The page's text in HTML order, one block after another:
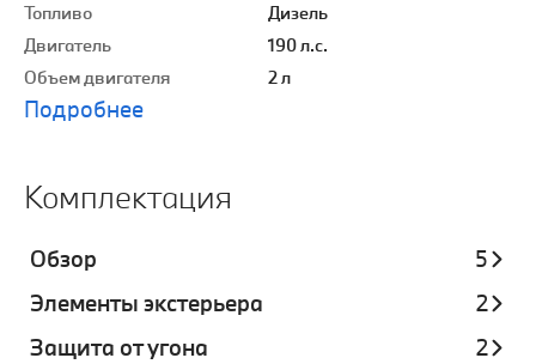
Топливо
Дизель
Двигатель
190 л.с.
Объем двигателя
2 л
Подробнее
Комплектация
Обзор
5
Элементы экстерьера
2
Защита от угона
2